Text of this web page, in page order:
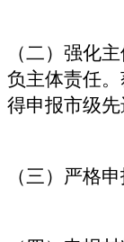
（二）强化
负主体责任
得申报市级
（三）严格